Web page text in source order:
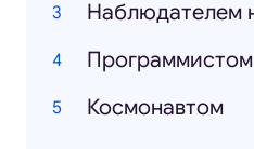
Программистом
Космонавтом